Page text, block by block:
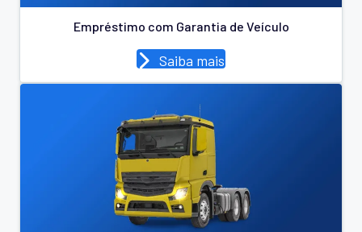
Empréstimo com Garantia de Veículo
Saiba mais